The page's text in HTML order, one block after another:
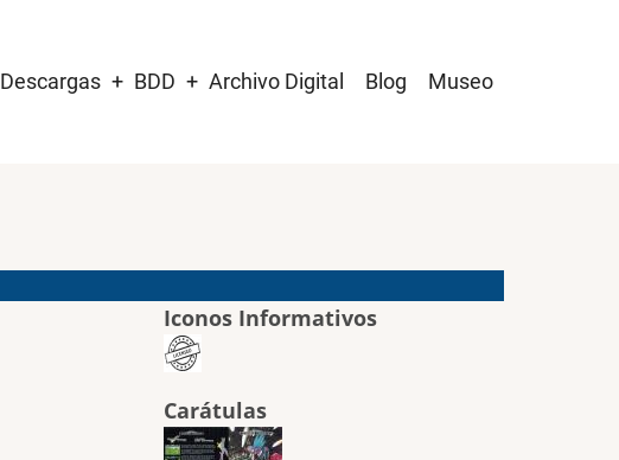
Descargas BDD Archivo Digital Blog Museo
Iconos Informativos
Carátulas